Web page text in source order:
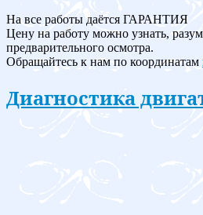
На все работы даётся ГАРАНТИЯ
Цену на работу можно узнать,
предварительного осмотра.
Обращайтесь к нам по координатам
Диагностика